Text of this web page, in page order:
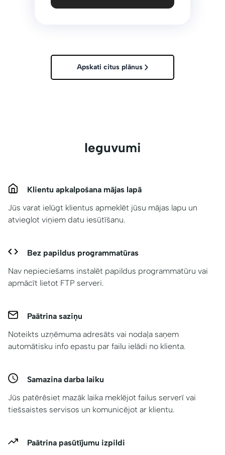
Apskati citus plānus
Ieguvumi
Klientu apkalpošana mājas lapā
Jūs varat ielūgt klientus apmeklēt jūsu mājas lapu un
atvieglot viņiem datu iesūtīšanu.
Bez papildus programmatūras
Nav nepieciešams instalēt papildus programmatūru vai
apmācīt lietot FTP serveri.
Paātrina saziņu
Noteikts uzņēmuma adresāts vai nodaļa saņem
automātisku info epastu par failu ielādi no klienta.
Samazina darba laiku
Jūs patērēsiet mazāk laika meklējot failus serverī vai
tiešsaistes servisos un komunicējot ar klientu.
Paātrina pasūtījumu izpildi